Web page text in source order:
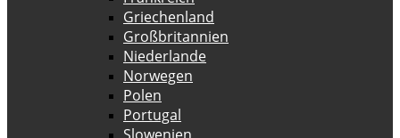
Griechenland
Großbritannien
Niederlande
Norwegen
Polen
Portugal